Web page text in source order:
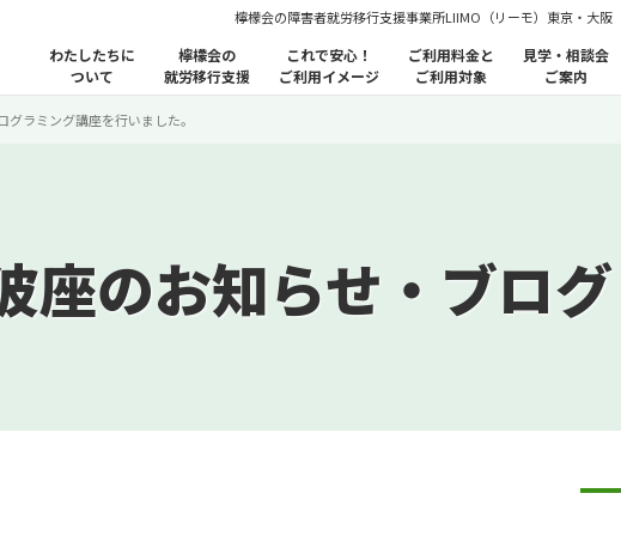
檸檬会の障害者就労移行支援事業所LIIMO（リーモ）東京・大阪
わたしたちに
ついて
檸檬会の
就労移行支援
これで安心！
ご利用イメージ
ご利用料金と
ご利用対象
見学・相談会
ご案内
グラミング講座を行いました。
座のお知らせ・ブログ